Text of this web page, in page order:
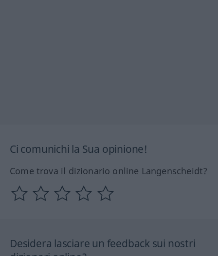
Ci comunichi la Sua opinione!
Come trova il dizionario online Langenscheidt?
Desidera lasciare un feedback sui nostri